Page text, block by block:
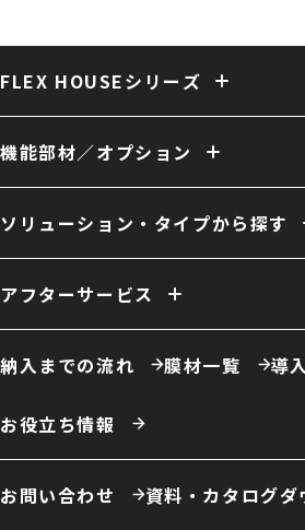
FLEX HOUSEシリーズ
固定式テント倉庫 大型固定式テント倉庫
保冷・保温テント倉庫
多用途 膜構造建築
機能部材／オプション
開口／出入口 庇／側面開口 雨樋 電
換気
ファン 照明 室内床 クレーン
ソリューション・タイプから探す
ーソリューション例
農業用倉庫
車庫・格納庫
保温・保冷対応倉庫
仮置場 室内テント
スポーツ施設・室内運動場
室内遊戯場
テント倉庫
ハイブリッド倉庫
アフターサービス
膜材張り替え・建て替え 膜材劣化診断サ
納入までの流れ 膜材一覧 導
お役立ち情報
お問い合わせ 資料・カタログダ